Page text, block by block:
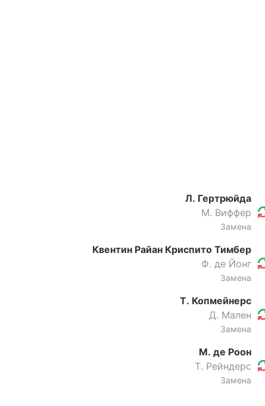
Л. Гертрюйда
М. Виффер
Замена
Квентин Райан Криспито Тимбер
Ф. де Йонг
Замена
Т. Копмейнерс
Д. Мален
Замена
М. де Роон
Т. Рейндерс
Замена